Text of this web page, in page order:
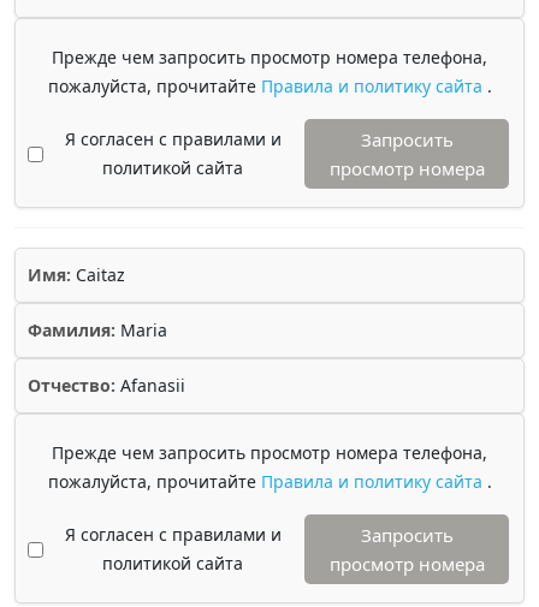
Прежде чем запросить просмотр номера телефона,
пожалуйста, прочитайте Правила и политику сайта .
Я согласен с правилами и
политикой сайта
Запросить
просмотр номера
Имя: Caitaz
Фамилия: Maria
Отчество: Afanasii
Прежде чем запросить просмотр номера телефона,
пожалуйста, прочитайте Правила и политику сайта .
Я согласен с правилами и
политикой сайта
Запросить
просмотр номера